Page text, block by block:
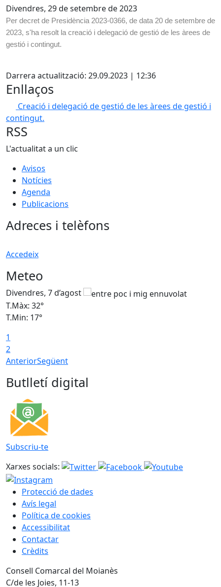
Divendres, 29 de setembre de 2023
Per decret de Presidència 2023-0366, de data 20 de setembre de
2023, s'ha resolt la creació i delegació de gestió de les àrees de
gestió i contingut.
Darrera actualització: 29.09.2023 | 12:36
Enllaços
Creació i delegació de gestió de les àrees de gestió i
contingut.
RSS
L'actualitat a un clic
Avisos
Notícies
Agenda
Publicacions
Adreces i telèfons
Accedeix
Meteo
Divendres, 7 d’agost
T.Màx: 32°
T.Min: 17°
1
2
AnteriorSegüent
Butlletí digital
Subscriu-te
Xarxes socials:
Protecció de dades
Avís legal
Política de cookies
Accessibilitat
Contactar
Crèdits
Consell Comarcal del Moianès
C/de les Joies, 11-13